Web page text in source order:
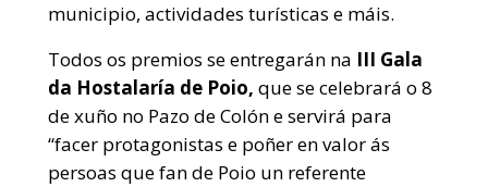
municipio, actividades turísticas e máis.
Todos os premios se entregarán na III Gala
da Hostalaría de Poio, que se celebrará o 8
de xuño no Pazo de Colón e servirá para
“facer protagonistas e poñer en valor ás
persoas que fan de Poio un referente